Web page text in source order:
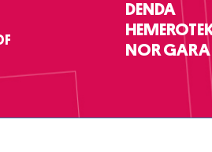
DENDA
NOR GARA